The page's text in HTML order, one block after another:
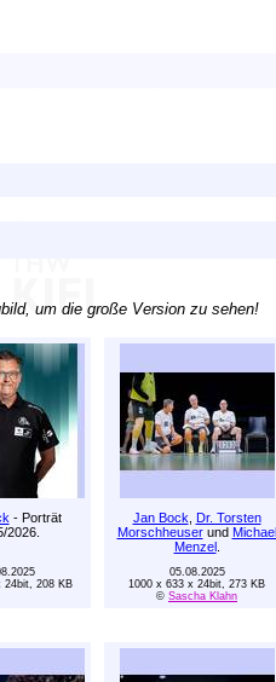
um die große Version zu sehen!
- Porträt
2026.
Jan Bock
Dr. Torsten
Morschheuserund Michael
Menzel.
24bit, 208 KB
05.08.2025
1000 x 633 x 24bit, 273 KB
© Sascha Klahn